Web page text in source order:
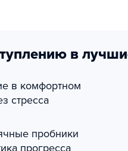
в
в комфортном
стресса
пробники
прогресса